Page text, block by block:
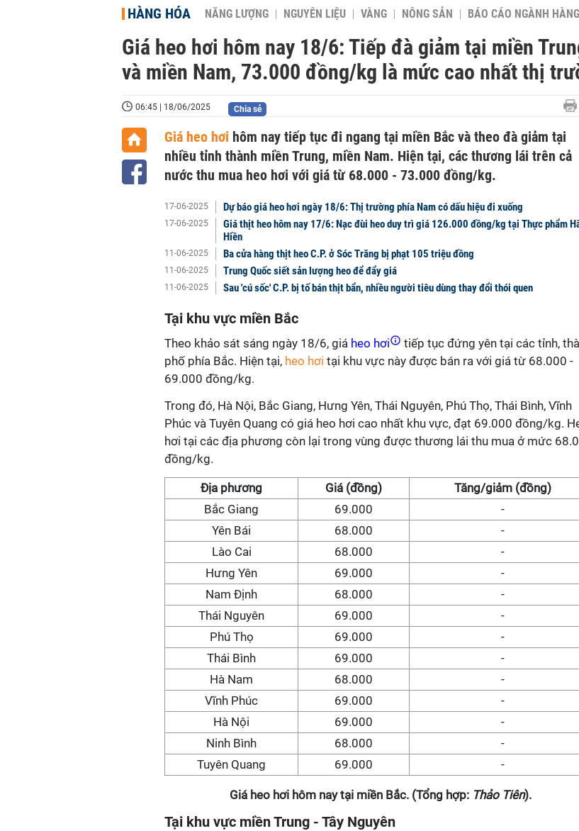
HÀNG HÓA NĂNG LƯỢNG NGUYÊN LIỆU VÀNG NÔNG SẢN BÁO CÁO NGÀNH HÀNG
Giá heo hơi hôm nay 18/6: Tiếp đà giảm tại miền
và miền Nam, 73.000 đồng/kg là mức cao nhất thị
06:45 | 18/06/2025 Chia sẻ
Giá heo hơi hôm nay tiếp tục đi ngang tại miền Bắc và theo đà giảm tại
nhiều tỉnh thành miền Trung, miền Nam. Hiện tại, các thương lái trên cả
nước thu mua heo hơi với giá từ 68.000 - 73.000 đồng/kg.
17-06-2025 Dự báo giá heo hơi ngày 18/6: Thị trường phía Nam có dấu hiệu đi xuống
17-06-2025
Giá thịt heo hôm nay 17/6: Nạc đùi heo duy trì giá 126.000 đồng/kg tại Thực phẩm
Hiền
11-06-2025 Ba cửa hàng thịt heo C.P. ở Sóc Trăng bị phạt 105 triệu đồng
11-06-2025 Trung Quốc siết sản lượng heo để đẩy giá
11-06-2025 Sau 'cú sốc' C.P. bị tố bán thịt bẩn, nhiều người tiêu dùng thay đổi thói quen
Tại khu vực miền Bắc
Theo khảo sát sáng ngày 18/6, giá heo hơi
tiếp tục đứng yên tại các tỉnh,
phố phía Bắc. Hiện tại, heo hơi tại khu vực này được bán ra với giá từ 68.000 -
69.000 đồng/kg.
Trong đó, Hà Nội, Bắc Giang, Hưng Yên, Thái Nguyên, Phú Thọ, Thái Bình, Vĩnh
Phúc và Tuyên Quang có giá heo hơi cao nhất khu vực, đạt 69.000 đồng/kg.
hơi tại các địa phương còn lại trong vùng được thương lái thu mua ở mức
đồng/kg.
Địa phương Giá (đồng)
Tăng/giảm (đồng)
Bắc Giang
69.000
-
Yên Bái
68.000
-
Lào Cai
68.000
-
Hưng Yên
69.000
-
Nam Định
68.000
-
Thái Nguyên
69.000
-
Phú Thọ
69.000
-
Thái Bình
69.000
-
Hà Nam
68.000
-
Vĩnh Phúc
69.000
-
Hà Nội
69.000
-
Ninh Bình
68.000
-
Tuyên Quang
69.000 -
Giá heo hơi hôm nay tại miền Bắc. (Tổng hợp: Thảo Tiên).
Tại khu vực miền Trung - Tây Nguyên